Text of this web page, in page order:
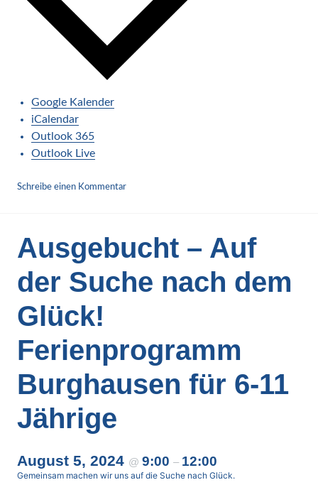
Google Kalender
iCalendar
Outlook 365
Outlook Live
Schreibe einen Kommentar
Ausgebucht – Auf
der Suche nach dem
Glück!
Ferienprogramm
Burghausen für 6-11
Jährige
August 5, 2024 @ 9:00 – 12:00
Gemeinsam machen wir uns auf die Suche nach Glück.